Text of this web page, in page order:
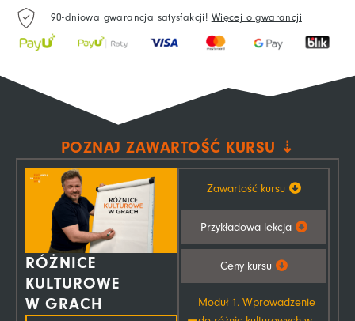
90-dniowa gwarancja satysfakcji! Więcej o gwarancji
POZNAJ ZAWARTOŚĆ KURSU ⇣
RÓŻNICE
KULTUROWE
W GRACH
Zawartość kursu
Przykładowa lekcja
Ceny kursu
Moduł 1. Wprowadzenie